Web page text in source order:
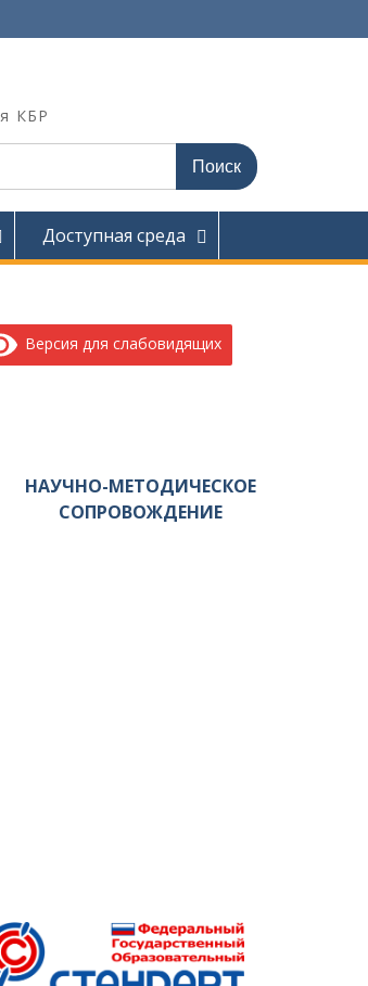
КБР
Доступная среда
Версия для слабовидящих
НАУЧНО-МЕТОДИЧЕСКОЕ
СОПРОВОЖДЕНИЕ